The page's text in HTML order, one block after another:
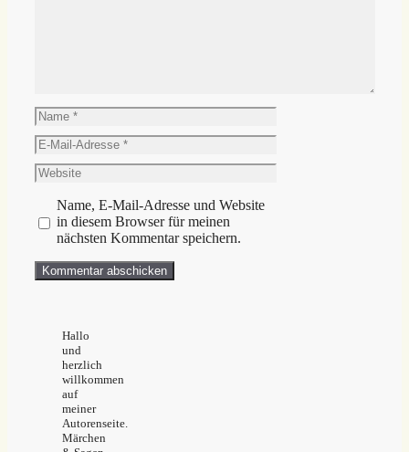
Name
E-
Mail-
Adresse
Website
Name, E-Mail-Adresse und Website
in diesem Browser für meinen
nächsten Kommentar speichern.
Hallo
und
herzlich
willkommen
auf
meiner
Autorenseite.
Märchen